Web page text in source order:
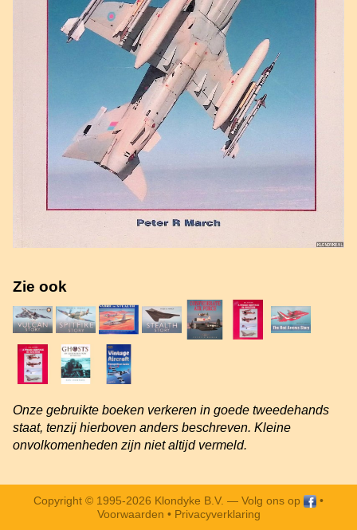
Zie ook
Onze gebruikte boeken verkeren in goede tweedehands
staat, tenzij hierboven anders beschreven. Kleine
onvolkomenheden zijn niet altijd vermeld.
Copyright © 1995-2026 Klondyke B.V. — Volg ons op
•
Voorwaarden • Privacyverklaring